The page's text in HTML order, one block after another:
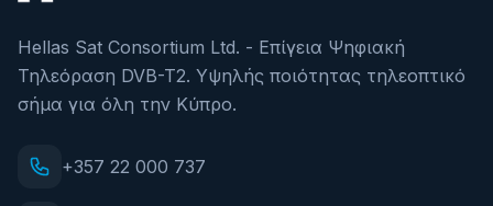
Hellas Sat Consortium Ltd. - Επίγεια Ψηφιακή
Τηλεόραση DVB-T2. Υψηλής ποιότητας τηλεοπτικό
σήμα για όλη την Κύπρο.
+357 22 000 737